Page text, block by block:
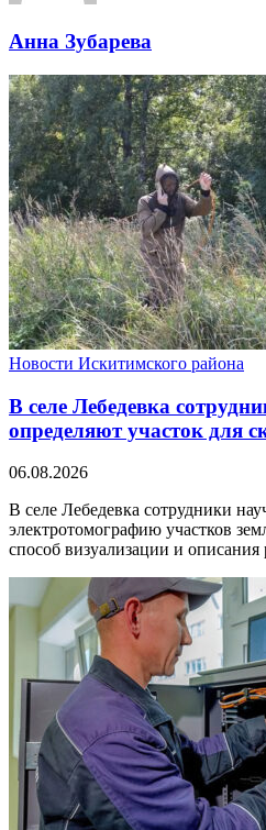
Анна Зубарева
Новости Искитимского района
В селе Лебедевка
определяют участок для
06.08.2026
В селе Лебедевка сотрудники
электротомографию участков
способ визуализации и описания